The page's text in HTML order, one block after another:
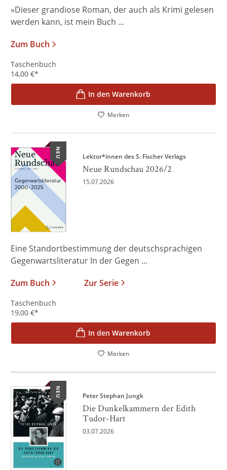
»Dieser grandiose Roman, der auch als Krimi gelesen
werden kann, ist mein Buch ...
Zum Buch
Taschenbuch
14,00 €*
In den Warenkorb
Merken
NEU Lektor*innen des S. Fischer Verlags
Neue Rundschau 2026/2
15.07.2026
Eine Standortbestimmung der deutschsprachigen
Gegenwartsliteratur In der Gegen ...
Zum Buch
Zur Serie
Taschenbuch
19,00 €*
In den Warenkorb
Merken
NEU Peter Stephan Jungk
Die Dunkelkammern der Edith
Tudor-Hart
03.07.2026